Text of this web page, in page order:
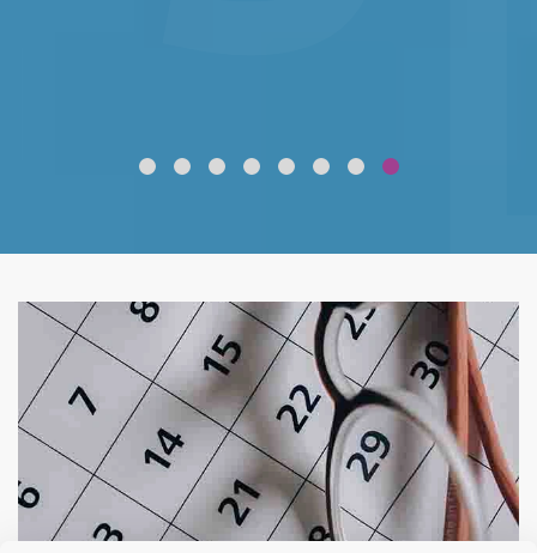
قلوبال لرعاية العين ضعف نظر